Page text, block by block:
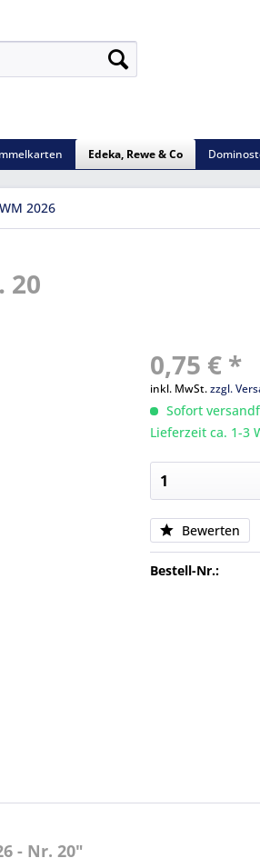
Edeka, Rewe & Co
2026
20
0,75 € *
inkl. MwSt.zzgl.
Sofort
Lieferzeit ca. 1-3
Bewerten
Bestell-Nr.:
- Nr. 20"